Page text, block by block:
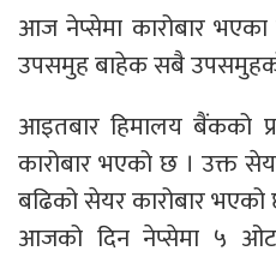
आज नेप्सेमा कारोबार
उपसमुह बाहेक सबै
आइतबार हिमालय बैंकको
कारोबार भएको छ । उक्त
बढिको सेयर कारोबार भएको
आजको दिन नेप्सेमा ५